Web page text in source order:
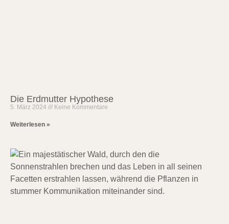
Die Erdmutter Hypothese
5. März 2024 Keine Kommentare
Weiterlesen »